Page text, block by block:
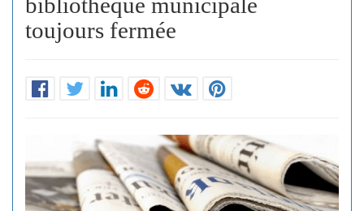
toujours fermée